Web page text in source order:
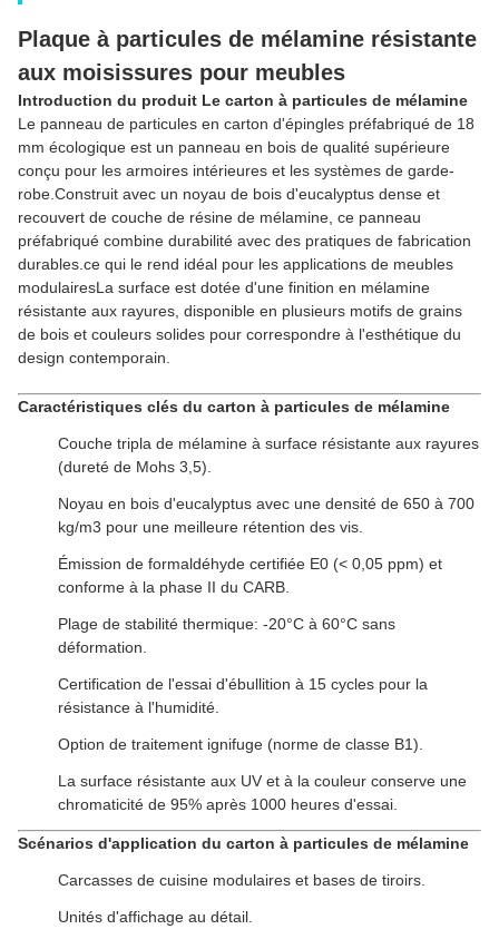
Plaque à particules de mélamine résistante
aux moisissures pour meubles
Introduction du produit Le carton à particules de mélamine
Le panneau de particules en carton d'épingles préfabriqué de 18
mm écologique est un panneau en bois de qualité supérieure
conçu pour les armoires intérieures et les systèmes de garde-
robe.Construit avec un noyau de bois d'eucalyptus dense et
recouvert de couche de résine de mélamine, ce panneau
préfabriqué combine durabilité avec des pratiques de fabrication
durables.ce qui le rend idéal pour les applications de meubles
modulairesLa surface est dotée d'une finition en mélamine
résistante aux rayures, disponible en plusieurs motifs de grains
de bois et couleurs solides pour correspondre à l'esthétique du
design contemporain.
Caractéristiques clés du carton à particules de mélamine
Couche tripla de mélamine à surface résistante aux rayures
(dureté de Mohs 3,5).
Noyau en bois d'eucalyptus avec une densité de 650 à 700
kg/m3 pour une meilleure rétention des vis.
Émission de formaldéhyde certifiée E0 (< 0,05 ppm) et
conforme à la phase II du CARB.
Plage de stabilité thermique: -20°C à 60°C sans
déformation.
Certification de l'essai d'ébullition à 15 cycles pour la
résistance à l'humidité.
Option de traitement ignifuge (norme de classe B1).
La surface résistante aux UV et à la couleur conserve une
chromaticité de 95% après 1000 heures d'essai.
Scénarios d'application du carton à particules de mélamine
Carcasses de cuisine modulaires et bases de tiroirs.
Unités d'affichage au détail.